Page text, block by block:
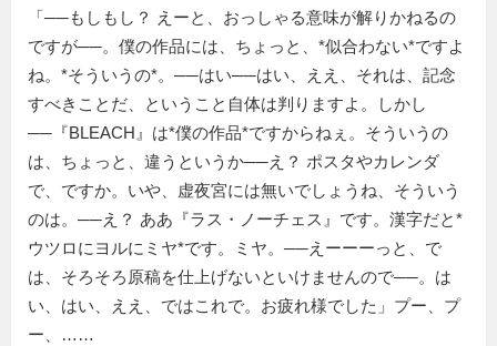
「──もしもし？ えーと、おっしゃる意味が解りかねるの
ですが──。僕の作品には、ちょっと、*似合わない*ですよ
ね。*そういうの*。──はい──はい、ええ、それは、記念
すべきことだ、ということ自体は判りますよ。しかし
──『BLEACH』は*僕の作品*ですからねぇ。そういうの
は、ちょっと、違うというか──え？ ポスタやカレンダ
で、ですか。いや、虚夜宮には無いでしょうね、そういう
のは。──え？ ああ『ラス・ノーチェス』です。漢字だと*
ウツロにヨルにミヤ*です。ミヤ。──えーーーっと、で
は、そろそろ原稿を仕上げないといけませんので──。は
い、はい、ええ、ではこれで。お疲れ様でした」プー、プ
ー、……